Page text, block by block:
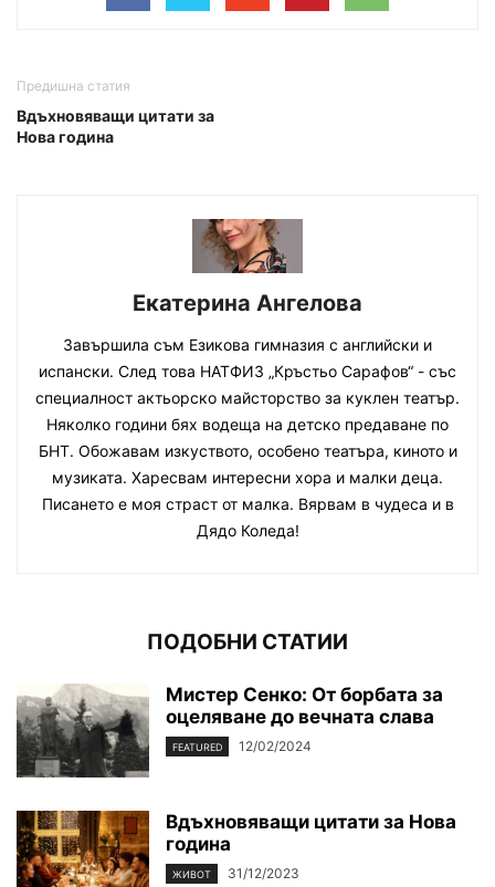
Предишна статия
Вдъхновяващи цитати за
Нова година
Екатерина Ангелова
Завършила съм Езикова гимназия с английски и
испански. След това НАТФИЗ „Кръстьо Сарафов“ - със
специалност актьорско майсторство за куклен театър.
Няколко години бях водеща на детско предаване по
БНТ. Обожавам изкуството, особено театъра, киното и
музиката. Харесвам интересни хора и малки деца.
Писането е моя страст от малка. Вярвам в чудеса и в
Дядо Коледа!
ПОДОБНИ СТАТИИ
Мистер Сенко: От борбата за
оцеляване до вечната слава
FEATURED 12/02/2024
Вдъхновяващи цитати за Нова
година
ЖИВОТ 31/12/2023